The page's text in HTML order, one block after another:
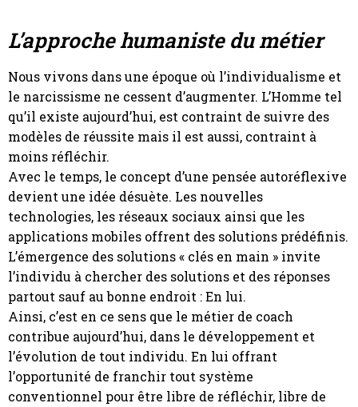
L’approche humaniste du métier
Nous vivons dans une époque où l’individualisme et
le narcissisme ne cessent d’augmenter. L’Homme tel
qu’il existe aujourd’hui, est contraint de suivre des
modèles de réussite mais il est aussi, contraint à
moins réfléchir.
Avec le temps, le concept d’une pensée autoréflexive
devient une idée désuète. Les nouvelles
technologies, les réseaux sociaux ainsi que les
applications mobiles offrent des solutions prédéfinis.
L’émergence des solutions « clés en main » invite
l’individu à chercher des solutions et des réponses
partout sauf au bonne endroit : En lui.
Ainsi, c’est en ce sens que le métier de coach
contribue aujourd’hui, dans le développement et
l’évolution de tout individu. En lui offrant
l’opportunité de franchir tout système
conventionnel pour être libre de réfléchir, libre de